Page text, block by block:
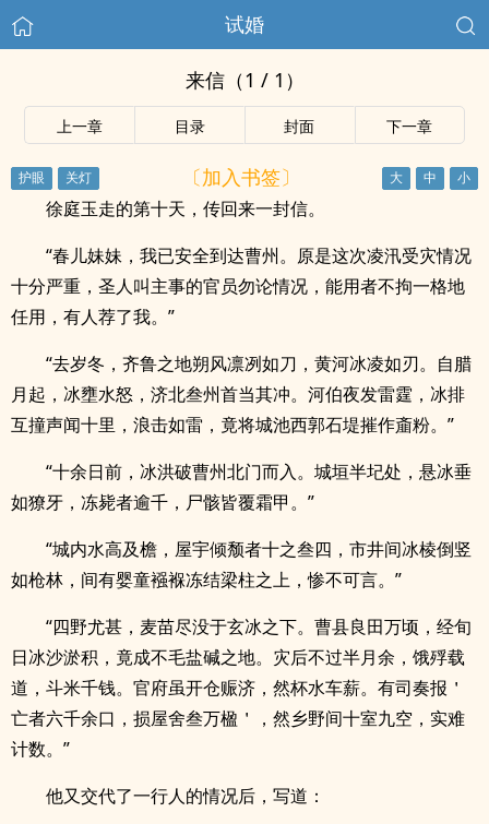
试婚
来信（1 / 1）
上一章 目录 封面 下一章
〔加入书签〕
徐庭玉走的第十天，传回来一封信。
“春儿妹妹，我已安全到达曹州。原是这次凌汛受灾情况
十分严重，圣人叫主事的官员勿论情况，能用者不拘一格地
任用，有人荐了我。”
“去岁冬，齐鲁之地朔风凛冽如刀，黄河冰凌如刃。自腊
月起，冰壅水怒，济北叁州首当其冲。河伯夜发雷霆，冰排
互撞声闻十里，浪击如雷，竟将城池西郭石堤摧作齑粉。”
“十余日前，冰洪破曹州北门而入。城垣半圮处，悬冰垂
如獠牙，冻毙者逾千，尸骸皆覆霜甲。”
“城内水高及檐，屋宇倾颓者十之叁四，市井间冰棱倒竖
如枪林，间有婴童襁褓冻结梁柱之上，惨不可言。”
“四野尤甚，麦苗尽没于玄冰之下。曹县良田万顷，经旬
日冰沙淤积，竟成不毛盐碱之地。灾后不过半月余，饿殍载
道，斗米千钱。官府虽开仓赈济，然杯水车薪。有司奏报＇
亡者六千余口，损屋舍叁万楹＇，然乡野间十室九空，实难
计数。”
他又交代了一行人的情况后，写道：